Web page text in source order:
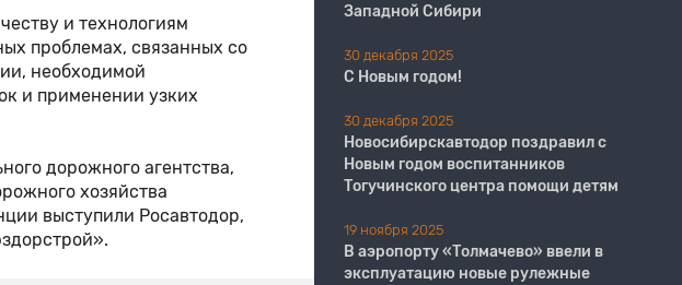
и технологиям
проблемах, связанных со
необходимой
и применении узких
дорожного агентства,
хозяйства
выступили Росавтодор,
Западной Сибири
30 декабря 2025
С Новым годом!
30 декабря 2025
Новосибирскавтодор поздравил с
Новым годом воспитанников
Тогучинского центра помощи детям
19 ноября 2025
В аэропорту «Толмачево» ввели в
эксплуатацию новые рулежные